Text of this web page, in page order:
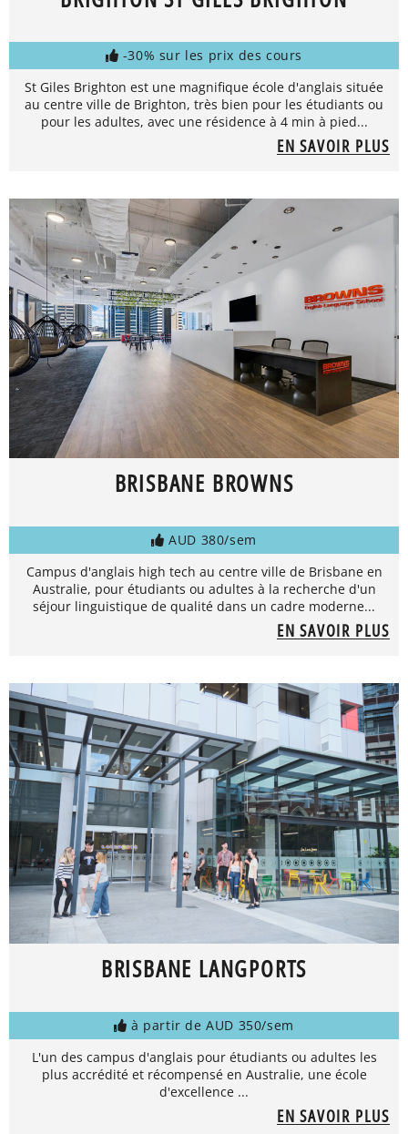
-30% sur les prix des cours
St Giles Brighton est une magnifique école d'anglais située
au centre ville de Brighton, très bien pour les étudiants ou
pour les adultes, avec une résidence à 4 min à pied...
EN SAVOIR PLUS
BRISBANE BROWNS
AUD 380/sem
Campus d'anglais high tech au centre ville de Brisbane en
Australie, pour étudiants ou adultes à la recherche d'un
séjour linguistique de qualité dans un cadre moderne...
EN SAVOIR PLUS
BRISBANE LANGPORTS
à partir de AUD 350/sem
L'un des campus d'anglais pour étudiants ou adultes les
plus accrédité et récompensé en Australie, une école
d'excellence ...
EN SAVOIR PLUS